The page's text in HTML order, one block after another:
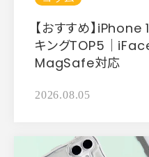
【おすすめ】
キングTOP5｜
MagSafe対応
2026.08.05